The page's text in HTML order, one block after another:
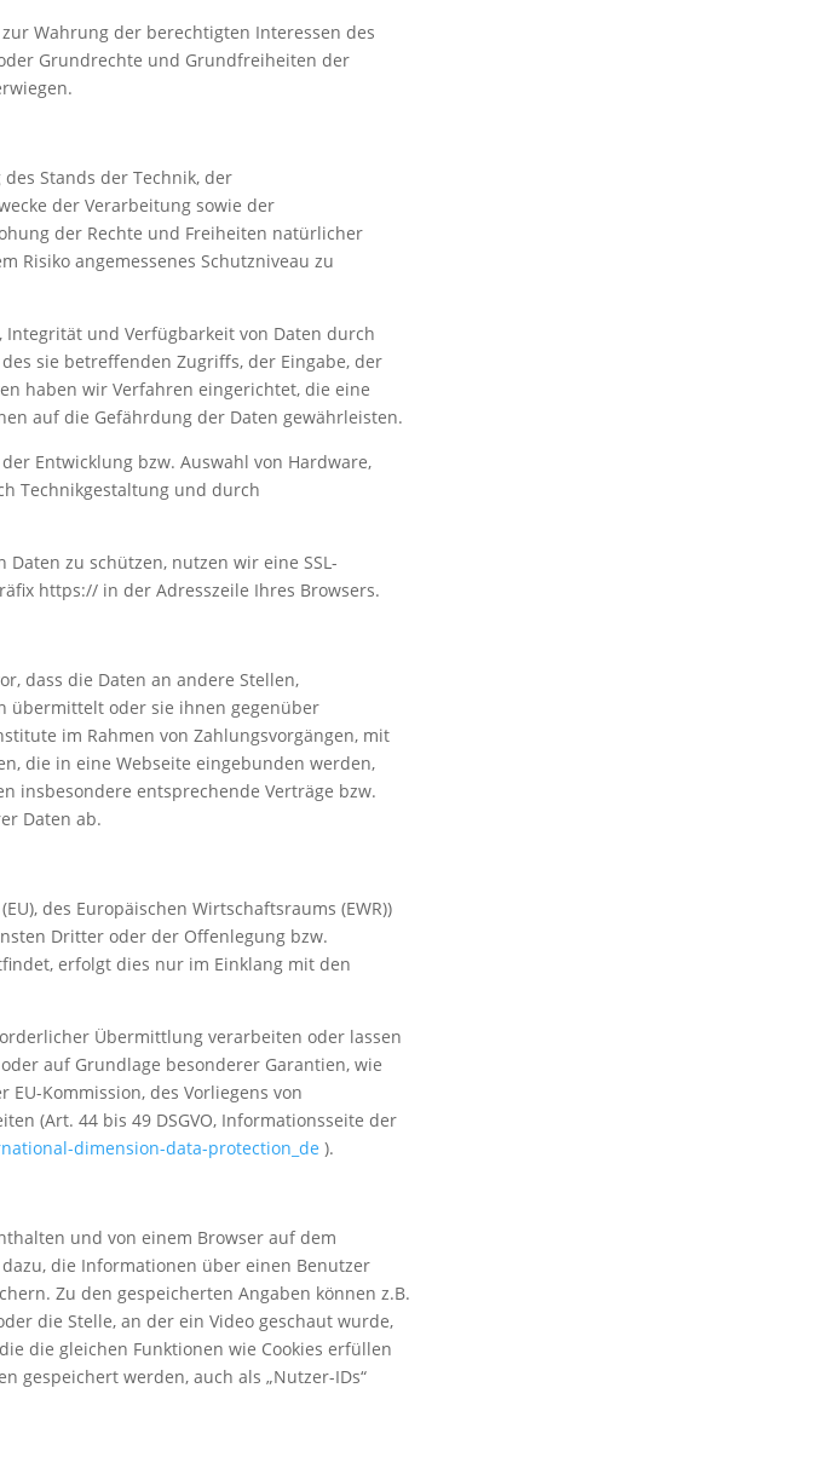
Wahrung der berechtigten Interessen des
Grundrechte und Grundfreiheiten der
Stands der Technik, der
der Verarbeitung sowie der
der Rechte und Freiheiten natürlicher
Risiko angemessenes Schutzniveau zu
und Verfügbarkeit von Daten durch
sie betreffenden Zugriffs, der Eingabe, der
haben wir Verfahren eingerichtet, die eine
auf die Gefährdung der Daten gewährleisten.
Entwicklung bzw. Auswahl von Hardware,
Technikgestaltung und durch
zu schützen, nutzen wir eine SSL-
https:// in der Adresszeile Ihres Browsers.
dass die Daten an andere Stellen,
übermittelt oder sie ihnen gegenüber
im Rahmen von Zahlungsvorgängen, mit
die in eine Webseite eingebunden werden,
insbesondere entsprechende Verträge bzw.
Daten ab.
des Europäischen Wirtschaftsraums (EWR))
Dritter oder der Offenlegung bzw.
erfolgt dies nur im Einklang mit den
Übermittlung verarbeiten oder lassen
auf Grundlage besonderer Garantien, wie
Kommission, des Vorliegens von
(Art. 44 bis 49 DSGVO, Informationsseite der
dimension-data-protection_de ).
und von einem Browser auf dem
die Informationen über einen Benutzer
Zu den gespeicherten Angaben können z.B.
die Stelle, an der ein Video geschaut wurde,
die gleichen Funktionen wie Cookies erfüllen
gespeichert werden, auch als „Nutzer-IDs“